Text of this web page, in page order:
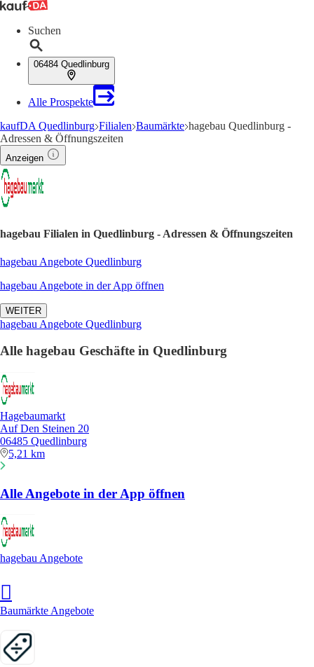
Suchen
06484 Quedlinburg
Alle Prospekte
kaufDA Quedlinburg Filialen Baumärkte hagebau Quedlinburg -
Adressen & Öffnungszeiten
Anzeigen
hagebau Filialen in Quedlinburg - Adressen & Öffnungszeiten
hagebau Angebote Quedlinburg
hagebau Angebote in der App öffnen
WEITER
hagebau Angebote Quedlinburg
Alle hagebau Geschäfte in Quedlinburg
Hagebaumarkt
Auf Den Steinen 20
06485 Quedlinburg
5,21 km
Alle Angebote in der App öffnen
hagebau Angebote
Baumärkte Angebote